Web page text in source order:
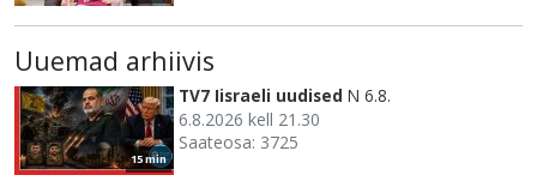
Uuemad arhiivis
15 min
TV7 Iisraeli uudised N 6.8.
6.8.2026 kell 21.30
Saateosa: 3725